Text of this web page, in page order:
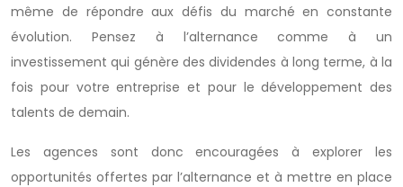
même de répondre aux défis du marché en constante
évolution. Pensez à l’alternance comme à un
investissement qui génère des dividendes à long terme, à la
fois pour votre entreprise et pour le développement des
talents de demain.
Les agences sont donc encouragées à explorer les
opportunités offertes par l’alternance et à mettre en place